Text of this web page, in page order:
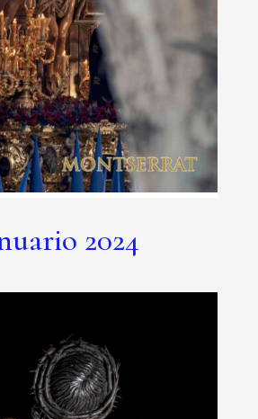
2024